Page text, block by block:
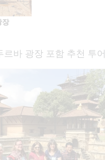
장
르바 광장 포함 추천 투어